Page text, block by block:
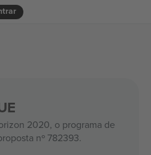
2020, o programa de
nº 782393.